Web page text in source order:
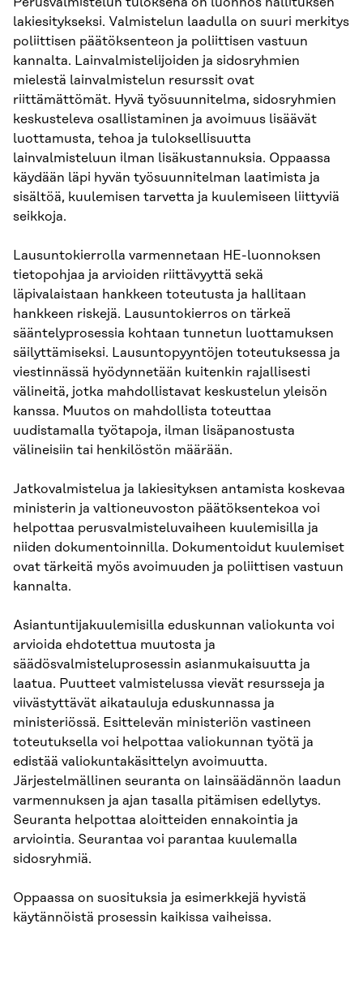
lakiesitykseksi. Valmistelun laadulla on suuri merkitys
poliittisen päätöksenteon ja poliittisen vastuun
kannalta. Lainvalmistelijoiden ja sidosryhmien
mielestä lainvalmistelun resurssit ovat
riittämättömät. Hyvä työsuunnitelma, sidosryhmien
keskusteleva osallistaminen ja avoimuus lisäävät
luottamusta, tehoa ja tuloksellisuutta
lainvalmisteluun ilman lisäkustannuksia. Oppaassa
käydään läpi hyvän työsuunnitelman laatimista ja
sisältöä, kuulemisen tarvetta ja kuulemiseen liittyviä
seikkoja.
Lausuntokierrolla varmennetaan HE-luonnoksen
tietopohjaa ja arvioiden riittävyyttä sekä
läpivalaistaan hankkeen toteutusta ja hallitaan
hankkeen riskejä. Lausuntokierros on tärkeä
sääntelyprosessia kohtaan tunnetun luottamuksen
säilyttämiseksi. Lausuntopyyntöjen toteutuksessa ja
viestinnässä hyödynnetään kuitenkin rajallisesti
välineitä, jotka mahdollistavat keskustelun yleisön
kanssa. Muutos on mahdollista toteuttaa
uudistamalla työtapoja, ilman lisäpanostusta
välineisiin tai henkilöstön määrään.
Jatkovalmistelua ja lakiesityksen antamista koskevaa
ministerin ja valtioneuvoston päätöksentekoa voi
helpottaa perusvalmisteluvaiheen kuulemisilla ja
niiden dokumentoinnilla. Dokumentoidut kuulemiset
ovat tärkeitä myös avoimuuden ja poliittisen vastuun
kannalta.
Asiantuntijakuulemisilla eduskunnan valiokunta voi
arvioida ehdotettua muutosta ja
säädösvalmisteluprosessin asianmukaisuutta ja
laatua. Puutteet valmistelussa vievät resursseja ja
viivästyttävät aikatauluja eduskunnassa ja
ministeriössä. Esittelevän ministeriön vastineen
toteutuksella voi helpottaa valiokunnan työtä ja
edistää valiokuntakäsittelyn avoimuutta.
Järjestelmällinen seuranta on lainsäädännön laadun
varmennuksen ja ajan tasalla pitämisen edellytys.
Seuranta helpottaa aloitteiden ennakointia ja
arviointia. Seurantaa voi parantaa kuulemalla
sidosryhmiä.
Oppaassa on suosituksia ja esimerkkejä hyvistä
käytännöistä prosessin kaikissa vaiheissa.